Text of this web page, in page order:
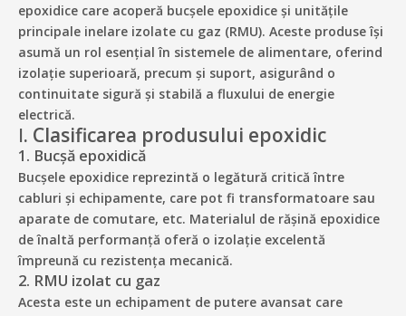
epoxidice care acoperă bucșele epoxidice și unitățile
principale inelare izolate cu gaz (RMU). Aceste produse își
asumă un rol esențial în sistemele de alimentare, oferind
izolație superioară, precum și suport, asigurând o
continuitate sigură și stabilă a fluxului de energie
electrică.
Ⅰ. Clasificarea produsului epoxidic
1. Bucșă epoxidică
Bucșele epoxidice reprezintă o legătură critică între
cabluri și echipamente, care pot fi transformatoare sau
aparate de comutare, etc. Materialul de rășină epoxidice
de înaltă performanță oferă o izolație excelentă
împreună cu rezistența mecanică.
2. RMU izolat cu gaz
Acesta este un echipament de putere avansat care